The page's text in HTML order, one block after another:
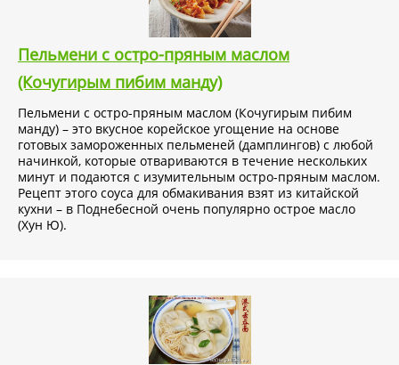
Bibigo и другие высококачественные корейские продукты с
доставкой по Москве и Подмосковью можно в интернет-
. Мы регулярно устраиваем
скидочные акции и дарим своим клиентам приятные
Пельмени с остро-пряным маслом
(Кочугирым пибим манду)
Пельмени с остро-пряным маслом (Кочугирым пибим
манду) – это вкусное корейское угощение на основе
готовых замороженных пельменей (дамплингов) с любой
начинкой, которые отвариваются в течение нескольких
минут и подаются с изумительным остро-пряным маслом.
Рецепт этого соуса для обмакивания взят из китайской
кухни – в Поднебесной очень популярно острое масло
(Хун Ю).